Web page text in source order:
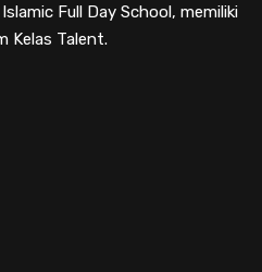
Full Day School, memiliki
Kelas Talent.